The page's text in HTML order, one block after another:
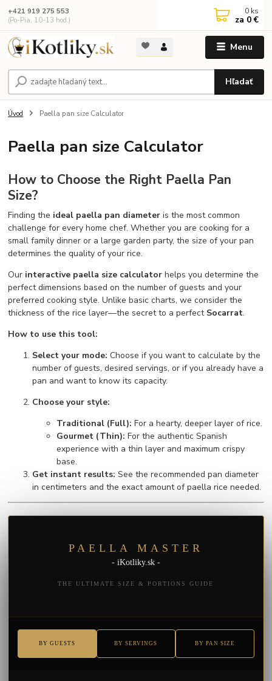
Menu
Hľadať
+421 919 275 553
(Po-Pia, 10-13 hod.)
0 ks
za 0 €
Úvod Paella pan size Calculator
Paella pan size Calculator
How to Choose the Right Paella Pan
Size?
Finding the ideal paella pan diameter is the most common
challenge for every home chef. Whether you are cooking for a
small family dinner or a large garden party, the size of your pan
determines the quality of your rice.
Our interactive paella size calculator helps you determine the
perfect dimensions based on the number of guests and your
preferred cooking style. Unlike basic charts, we consider the
thickness of the rice layer—the secret to a perfect Socarrat.
How to use this tool:
Select your mode: Choose if you want to calculate by the
number of guests, desired servings, or if you already have a
pan and want to know its capacity.
Choose your style:
Traditional (Full): For a hearty, deeper layer of rice.
Gourmet (Thin): For the authentic Spanish
experience with a thin layer and maximum crispy
base.
Get instant results: See the recommended pan diameter
in centimeters and the exact amount of paella rice needed.
PAELLA MASTER
- iKotliky.sk -
THE ULTIMATE SIZE & PORTIONS GUIDE
BY GUESTS BY SERVINGS BY PAN SIZE